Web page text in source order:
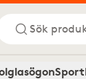
Sök
Sport